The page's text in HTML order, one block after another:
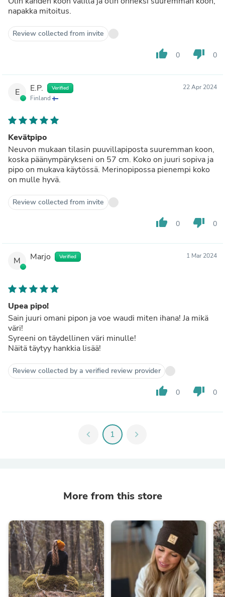
napakka mitoitus.
Review collected from invite
thumb_up 0 thumb_down 0
E E.P. Verified
Finland
22 Apr 2024
Kevätpipo
Neuvon mukaan tilasin puuvillapiposta suuremman koon,
koska päänympärykseni on 57 cm. Koko on juuri sopiva ja
pipo on mukava käytössä. Merinopipossa pienempi koko
on mulle hyvä.
Review collected from invite
thumb_up 0 thumb_down 0
M Marjo Verified 1 Mar 2024
Upea pipo!
Sain juuri omani pipon ja voe waudi miten ihana! Ja mikä
väri!
Syreeni on täydellinen väri minulle!
Näitä täytyy hankkia lisää!
Review collected by a verified review provider
thumb_up 0 thumb_down 0
chevron_left 1 chevron_right
More from this store